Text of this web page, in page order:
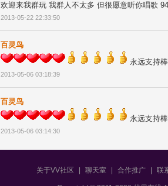
欢迎来我群玩 我群人不太多 但很愿意听你唱歌
2013-05-22 22:33:50
百灵鸟
永远支持
2013-05-06 03:18:39
百灵鸟
永远支持
2013-05-06 03:14:30
关于VV社区 聊天室 合作推广 联